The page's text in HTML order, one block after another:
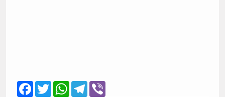
Facebook
TwitterWhatsApp
Telegram
Viber